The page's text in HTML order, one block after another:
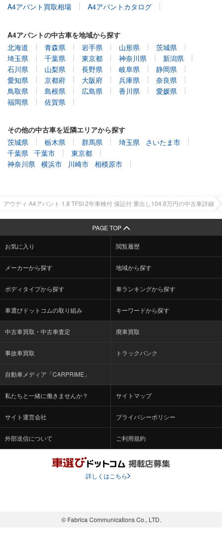
A4アバント買取相場
A4アバントカタログ
A4アバントの中古車を地域から探す
北海道
青森県 岩手県 山形県
茨城県
埼玉県
千葉県 東京都 神奈川県
新潟県
石川県
山梨県 長野県 岐阜県
静岡県
愛知県
京都府 大阪府 兵庫県
奈良県
鳥取県
島根県 広島県 香川県
愛媛県
福岡県
佐賀県
その他の中古車を近隣エリアから探す
茨城県
栃木県 群馬県 埼玉県
さいたま市
千葉県
千葉市
東京都
神奈川県
横浜市 川崎市 相模原市
アウディ A4アバント 1.8 TFSI 2年車検付 保証付 乗出し104.8万円の中古車詳細
PAGE TOP
お気に入り 閲覧履歴
メーカーから探す 地域から探す
ボディタイプから探す 車ランキングから探す
車選びドットコムの取り組み キーワードから探す
中古車買取・中古車査定 廃車買取
事故車買取 トラックバンク
自動車メディア「CARPRIME」
私たちと一緒に働きませんか？ サイトマップ
サイト運営会社 プライバシーポリシー
外部送信について ご利用規約
詳しくはこちら
© Fabrica Communications Co., LTD.